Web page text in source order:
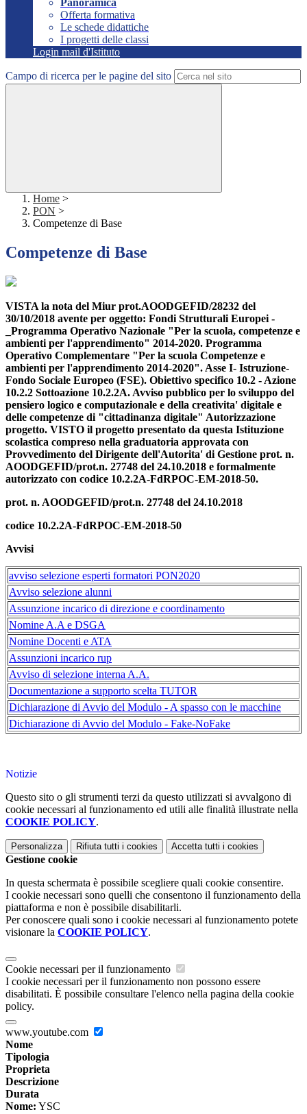
Panoramica
Offerta formativa
Le schede didattiche
I progetti delle classi
Login mail d'Istituto
Campo di ricerca per le pagine del sito
Home >
PON >
Competenze di Base
Competenze di Base
VISTA la nota del Miur prot.AOODGEFID/28232 del
30/10/2018 avente per oggetto: Fondi Strutturali Europei -
_Programma Operativo Nazionale "Per la scuola, competenze e
ambienti per l'apprendimento" 2014-2020. Programma
Operativo Complementare "Per la scuola Competenze e
ambienti per l'apprendimento 2014-2020". Asse I- Istruzione-
Fondo Sociale Europeo (FSE). Obiettivo specifico 10.2 - Azione
10.2.2 Sottoazione 10.2.2A. Avviso pubblico per lo sviluppo del
pensiero logico e computazionale e della creativita' digitale e
delle competenze di "cittadinanza digitale" Autorizzazione
progetto. VISTO il progetto presentato da questa Istituzione
scolastica compreso nella graduatoria approvata con
Provvedimento del Dirigente dell'Autorita' di Gestione prot. n.
AOODGEFID/prot.n. 27748 del 24.10.2018 e formalmente
autorizzato con codice 10.2.2A-FdRPOC-EM-2018-50.
prot. n. AOODGEFID/prot.n. 27748 del 24.10.2018
codice 10.2.2A-FdRPOC-EM-2018-50
Avvisi
avviso selezione esperti formatori PON2020
Avviso selezione alunni
Assunzione incarico di direzione e coordinamento
Nomine A.A e DSGA
Nomine Docenti e ATA
Assunzioni incarico rup
Avviso di selezione interna A.A.
Documentazione a supporto scelta TUTOR
Dichiarazione di Avvio del Modulo - A spasso con le macchine
Dichiarazione di Avvio del Modulo - Fake-NoFake
Notizie
Questo sito o gli strumenti terzi da questo utilizzati si avvalgono di
cookie necessari al funzionamento ed utili alle finalità illustrate nella
COOKIE POLICY.
Personalizza Rifiuta tutti i cookies Accetta tutti i cookies
Gestione cookie
In questa schermata è possibile scegliere quali cookie consentire.
I cookie necessari sono quelli che consentono il funzionamento della
piattaforma e non è possibile disabilitarli.
Per conoscere quali sono i cookie necessari al funzionamento potete
visionare la COOKIE POLICY.
Cookie necessari per il funzionamento
I cookie necessari per il funzionamento non possono essere
disabilitati. È possibile consultare l'elenco nella pagina della cookie
policy.
www.youtube.com
Nome
Tipologia
Proprieta
Descrizione
Durata
Nome: YSC